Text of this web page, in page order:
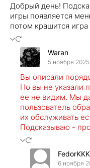
Добрый день!
игры появляется
потом крашится игра
Waran
5 ноября
Вы описали
Но вы не указали
ее не видим. Мы
пользователь
их обслуживать
Подсказываю -
FedorKKK
6 ноября